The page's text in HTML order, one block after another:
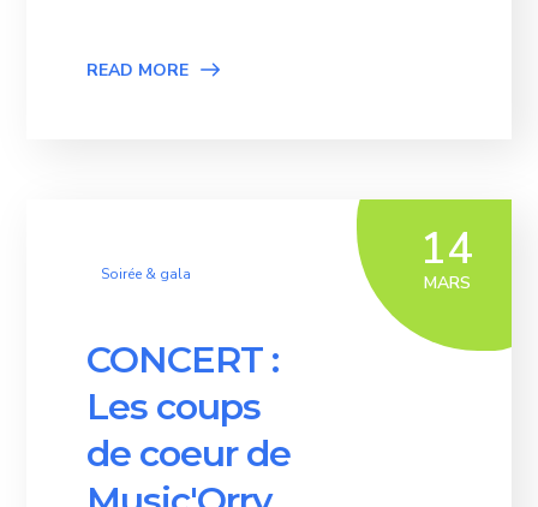
READ MORE
14
MARS
Soirée & gala
CONCERT :
Les coups
de coeur de